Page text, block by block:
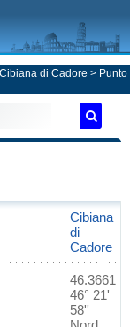
di Cadore > Punto
Cibiana
di
Cadore
46.3661
46° 21'
58''